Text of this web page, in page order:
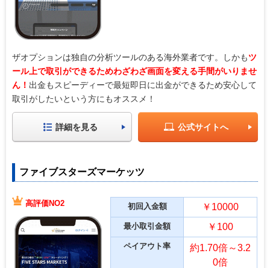
ザオプションは独自の分析ツールのある海外業者です。しかもツ
ール上で取引ができるためわざわざ画面を変える手間がいりませ
ん！ 出金もスピーディーで最短即日に出金ができるため安心して
取引がしたいという方にもオススメ！
詳細を見る 公式サイトへ
ファイブスターズマーケッツ
高評価NO2 初回入金額 ￥10000
最小取引金額 ￥100
ペイアウト率
約1.70倍～3.2
0倍